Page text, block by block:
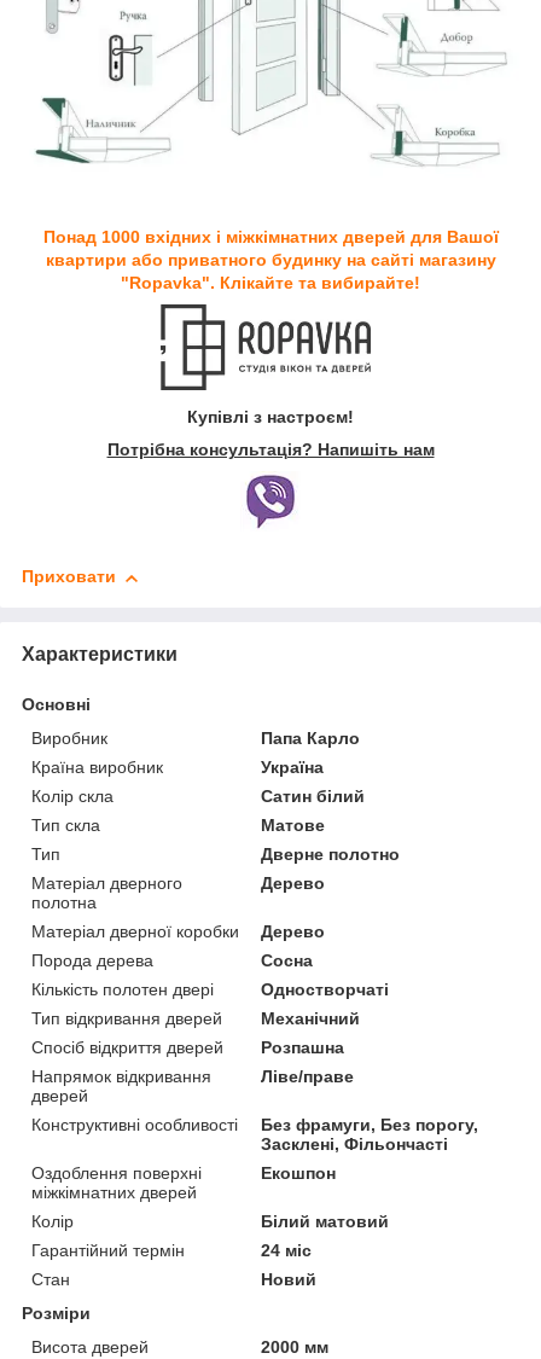
Понад 1000 вхідних і міжкімнатних дверей для Вашої
квартири або приватного будинку на сайті магазину
"Ropavka". Клікайте та вибирайте!
Купівлі з настроєм!
Потрібна консультація? Напишіть нам
Приховати
Характеристики
Основні
Виробник
Папа Карло
Країна виробник
Україна
Колір скла
Сатин білий
Тип скла
Матове
Тип
Дверне полотно
Матеріал дверного
полотна
Дерево
Матеріал дверної коробки
Дерево
Порода дерева
Сосна
Кількість полотен двері
Одностворчаті
Тип відкривання дверей
Механічний
Спосіб відкриття дверей
Розпашна
Напрямок відкривання
дверей
Ліве/праве
Конструктивні особливості
Без фрамуги, Без порогу,
Засклені, Фільончасті
Оздоблення поверхні
міжкімнатних дверей
Екошпон
Колір
Білий матовий
Гарантійний термін
24 міс
Стан
Новий
Розміри
Висота дверей
2000 мм